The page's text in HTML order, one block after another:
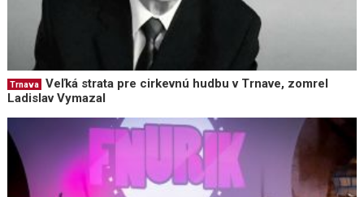
Trnava
Veľká strata pre cirkevnú hudbu v Trnave, zomrel
Ladislav Vymazal